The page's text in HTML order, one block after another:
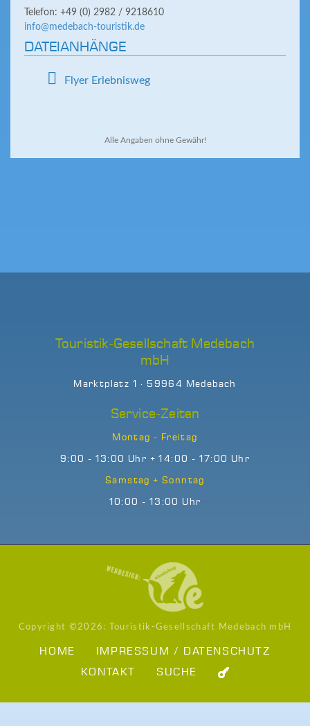
Telefon: +49 (0) 2982 / 9218610
info@medebach-touristik.de
DATEIANHÄNGE
Flyer Erlebnisweg
Alle Angaben ohne Gewähr!
Touristik-Gesellschaft Medebach
mbH
Marktplatz 1 · 59964 Medebach
Service-Zeiten
Montag - Freitag
9:00 - 13:00 Uhr + 14:00 - 17:00 Uhr
Samstag + Sonntag
10:00 - 13:00 Uhr
Copyright ©2026: Touristik-Gesellschaft Medebach mbH
HOME
IMPRESSUM / DATENSCHUTZ
KONTAKT
SUCHE